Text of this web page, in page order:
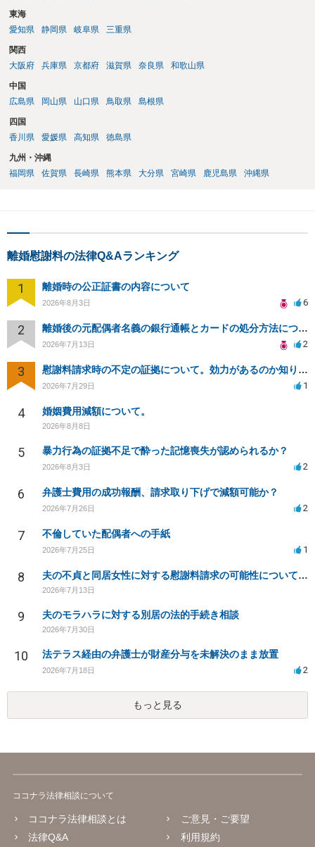
東海
愛知県
静岡県 岐阜県 三重県
関西
大阪府
兵庫県 京都府 滋賀県 奈良県 和歌山県
中国
広島県
岡山県 山口県 鳥取県 島根県
四国
香川県
愛媛県 高知県 徳島県
九州・沖縄
福岡県
佐賀県 長崎県 熊本県 大分県 宮崎県 鹿児島県 沖縄県
離婚慰謝料の法律Q&Aランキング
1 離婚時の公正証書の内容について
2026年8月3日 6
2 離婚後の元配偶者名義の銀行通帳とカードの処分方法について
2026年7月13日 2
3 慰謝料請求時の不定の証拠について。効力があるのか知りたい。
2026年7月29日 1
4 婚姻費用減額について。
2026年8月8日
5 暴力行為の証拠不足で酔った記憶喪失が認められるか？
2026年8月3日 2
6 弁護士費用の成功報酬、請求取り下げで減額可能か？
2026年7月26日 2
7 不倫していた配偶者への手紙
2026年7月25日 1
8 夫の不貞と同居女性に対する慰謝料請求の可能性について相談
2026年7月13日
9 夫のモラハラに対する別居の法的手続き相談
2026年7月30日
10 法テラス経由の弁護士が財産分与を未解決のまま放置
2026年7月18日 2
もっと見る
ココナラ法律相談について
ココナラ法律相談とは
法律Q&A
ご意見・ご要望
利用規約